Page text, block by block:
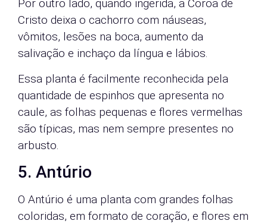
Por outro lado, quando ingerida, a Coroa de
Cristo deixa o cachorro com náuseas,
vômitos, lesões na boca, aumento da
salivação e inchaço da língua e lábios.
Essa planta é facilmente reconhecida pela
quantidade de espinhos que apresenta no
caule, as folhas pequenas e flores vermelhas
são típicas, mas nem sempre presentes no
arbusto.
5. Antúrio
O Antúrio é uma planta com grandes folhas
coloridas, em formato de coração, e flores em